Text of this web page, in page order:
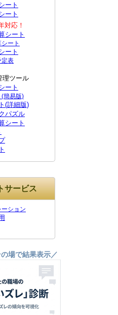
ート
ート
対応！
シート
ート
ート
定表
理ツール
ート
(簡易版)
(詳細版)
パズル
シート
サービス
ーション
場で結果表示／